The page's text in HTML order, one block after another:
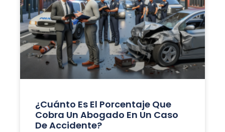
¿Cuánto Es El Porcentaje Que
Cobra Un Abogado En Un Caso
De Accidente?